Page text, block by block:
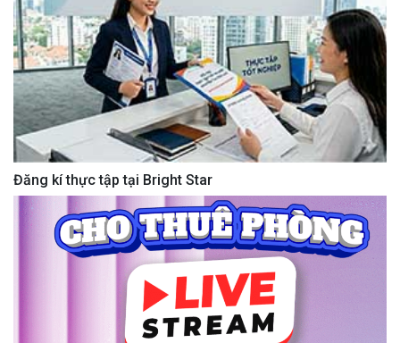
Đăng kí thực tập tại Bright Star